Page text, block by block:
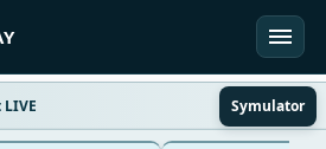
LIVE Symulator